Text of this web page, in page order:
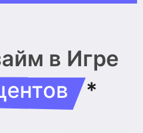
в Игре
*